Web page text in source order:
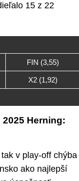
15 z 22
FIN (3,55)
X2 (1,92)
Herning:
v play-off chýba
ako najlepší